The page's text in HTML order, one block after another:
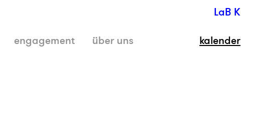
engagement über uns
kalender
LaB K